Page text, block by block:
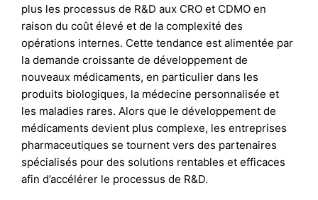
plus les processus de R&D aux CRO et CDMO en
raison du coût élevé et de la complexité des
opérations internes. Cette tendance est alimentée par
la demande croissante de développement de
nouveaux médicaments, en particulier dans les
produits biologiques, la médecine personnalisée et
les maladies rares. Alors que le développement de
médicaments devient plus complexe, les entreprises
pharmaceutiques se tournent vers des partenaires
spécialisés pour des solutions rentables et efficaces
afin d’accélérer le processus de R&D.